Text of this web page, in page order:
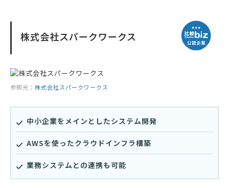
株式会社スパークワークス
参照元： 株式会社スパークワークス
中小企業をメインとしたシステム開発
AWSを使ったクラウドインフラ構築
業務システムとの連携も可能